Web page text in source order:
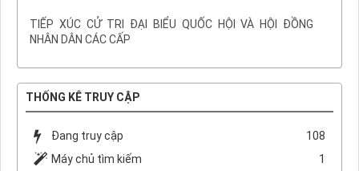
TIẾP XÚC CỬ TRI ĐẠI BIỂU QUỐC HỘI VÀ HỘI ĐỒNG
NHÂN DÂN CÁC CẤP
THỐNG KÊ TRUY CẬP
Đang truy cập
108
Máy chủ tìm kiếm
1